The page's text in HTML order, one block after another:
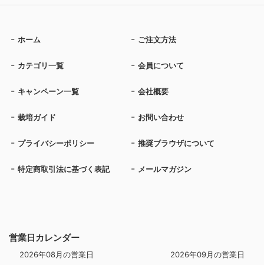
営業日カレンダー
2026年08月の営業日 2026年09月の営業日
ホーム ご注文方法
カテゴリ一覧 会員について
キャンペーン一覧 会社概要
栽培ガイド お問い合わせ
プライバシーポリシー 推奨ブラウザについて
特定商取引法に基づく表記 メールマガジン